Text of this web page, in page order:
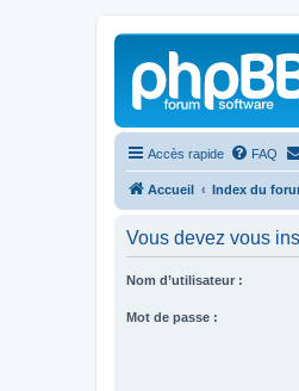
Accès rapide FAQ
Accueil Index du
Vous devez vous
Nom d’utilisateur :
Mot de passe :